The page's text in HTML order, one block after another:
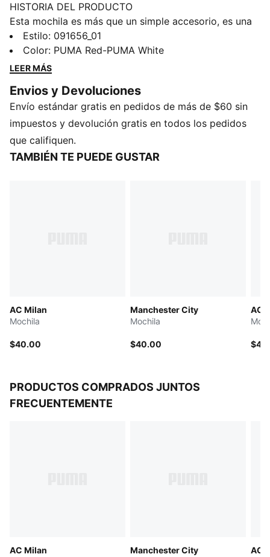
HISTORIA DEL PRODUCTO
Esta mochila es más que un simple accesorio, es una
declaración de tu pasión por el fútbol. Diseñada para
combinar estilo y deporte, te permite lucir los colores
del Chivas vayas donde vayas. Estés en la cancha o
orgullo.
CARACTERÍSTICAS Y BENEFICIOS
Producto fabricado con al menos un 50% de
materiales reciclados
DETALLES
Estilo: 091656_01
Color: PUMA Red-PUMA White
LEER MÁS
Envios y Devoluciones
Envío estándar gratis en pedidos de más de $60 sin
impuestos y devolución gratis en todos los pedidos
que califiquen.
TAMBIÉN TE PUEDE GUSTAR
AC Milan
Mochila
$40.00
Manchester City
Mochila
$40.00
AC
PRODUCTOS COMPRADOS JUNTOS
FRECUENTEMENTE
AC Milan
Manchester City
AC